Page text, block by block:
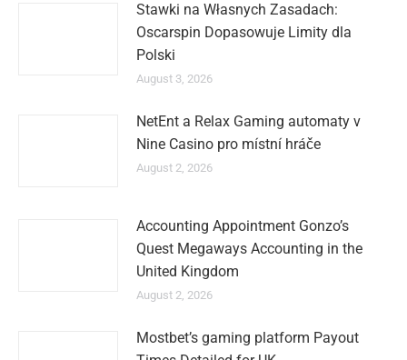
Stawki na Własnych Zasadach:
Oscarspin Dopasowuje Limity dla
Polski
August 3, 2026
NetEnt a Relax Gaming automaty v
Nine Casino pro místní hráče
August 2, 2026
Accounting Appointment Gonzo’s
Quest Megaways Accounting in the
United Kingdom
August 2, 2026
Mostbet’s gaming platform Payout